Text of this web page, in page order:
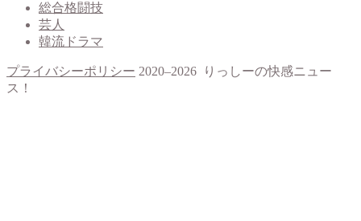
総合格闘技
芸人
韓流ドラマ
プライバシーポリシー 2020–2026 りっしーの快感ニュー
ス！